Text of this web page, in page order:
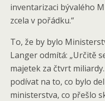
inventarizaci bývalého
zcela v pořádku.“
To, že by bylo
Langer odmítá: „Určitě
majetek za čtvrt
podívat na to, co bylo
ministerstva, co přešlo